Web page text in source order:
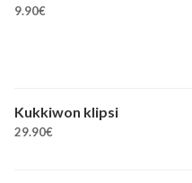
9.90€
Kukkiwon klipsi
29.90€